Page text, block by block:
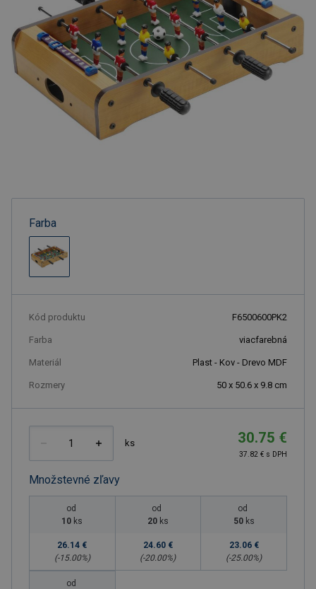
Farba
Kód produktu F6500600PK2
Farba viacfarebná
Materiál Plast - Kov - Drevo MDF
Rozmery 50 x 50.6 x 9.8 cm
ks 30.75 €
37.82 € s DPH
Množstevné zľavy
od
10 ks
26.14 €
(-15.00%)
od
20 ks
24.60 €
(-20.00%)
od
50 ks
23.06 €
(-25.00%)
od